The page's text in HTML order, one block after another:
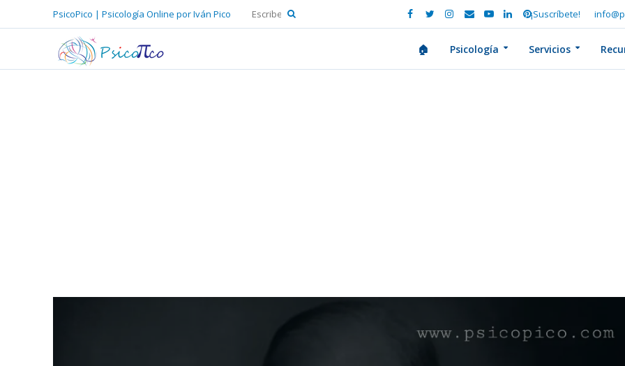
PsicoPico | Psicología Online por Iván Pico ¡Suscríbete!
🏠 Psicología Servicios